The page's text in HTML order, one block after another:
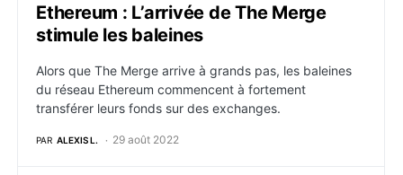
Ethereum : L’arrivée de The Merge
stimule les baleines
Alors que The Merge arrive à grands pas, les baleines
du réseau Ethereum commencent à fortement
transférer leurs fonds sur des exchanges.
PAR ALEXIS L. 29 août 2022